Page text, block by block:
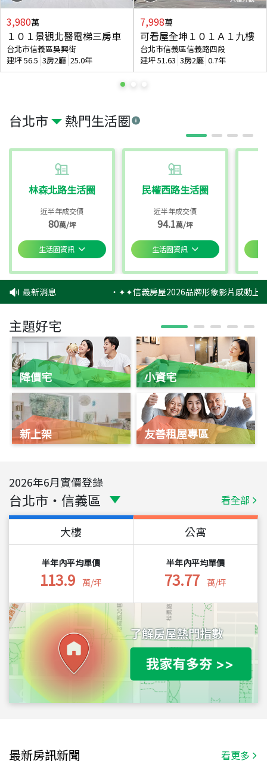
台北市 熱門生活圈
林森北路生活圈
近半年成交價
80萬/坪
生活圈資訊
民權西路生活圈
近半年成交價
94.1萬/坪
生活圈資訊
3,980萬
１０１景觀北醫電梯三房車
台北市信義區吳興街
建坪56.5 3房2廳 25.0年
7,998萬
可看屋全坤１０１Ａ１九樓
台北市信義區信義路四段
建坪51.63 3房2廳 0.7年
最新消息 ‧✦✦信義房屋2026品牌形象影片感動上
主題好宅
降價宅
新上架
小資宅
友善租屋專區
2026年6月實價登錄
台北市 ・ 信義區 看全部
大樓
半年內平均單價
113.9 萬/坪
公寓
半年內平均單價
73.77 萬/坪
最新房訊新聞 看更多